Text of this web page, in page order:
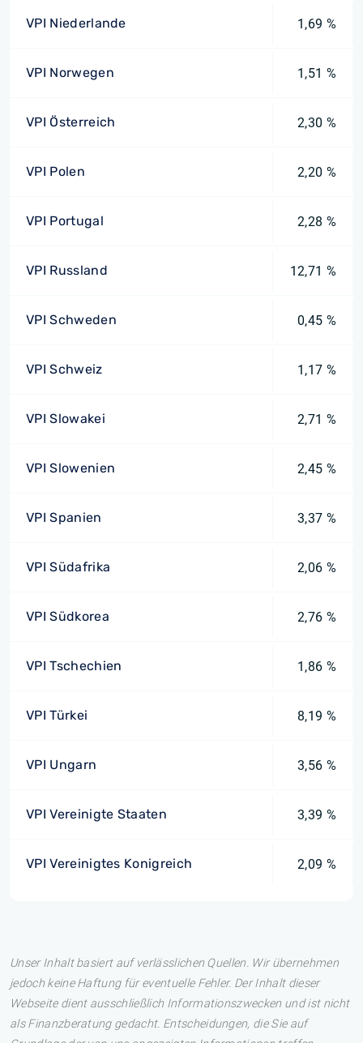
VPI Niederlande 1,69 %
VPI Norwegen 1,51 %
VPI Österreich 2,30 %
VPI Polen 2,20 %
VPI Portugal 2,28 %
VPI Russland 12,71 %
VPI Schweden 0,45 %
VPI Schweiz 1,17 %
VPI Slowakei 2,71 %
VPI Slowenien 2,45 %
VPI Spanien 3,37 %
VPI Südafrika 2,06 %
VPI Südkorea 2,76 %
VPI Tschechien 1,86 %
VPI Türkei 8,19 %
VPI Ungarn 3,56 %
VPI Vereinigte Staaten 3,39 %
VPI Vereinigtes Konigreich 2,09 %
Unser Inhalt basiert auf verlässlichen Quellen. Wir übernehmen
jedoch keine Haftung für eventuelle Fehler. Der Inhalt dieser
Webseite dient ausschließlich Informationszwecken und ist nicht
als Finanzberatung gedacht. Entscheidungen, die Sie auf